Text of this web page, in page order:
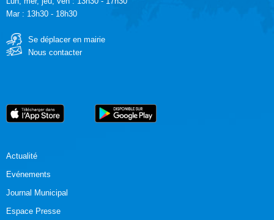
Mar : 13h30 - 18h30
Se déplacer en mairie
Nous contacter
Actualité
Evénements
Journal Municipal
Espace Presse